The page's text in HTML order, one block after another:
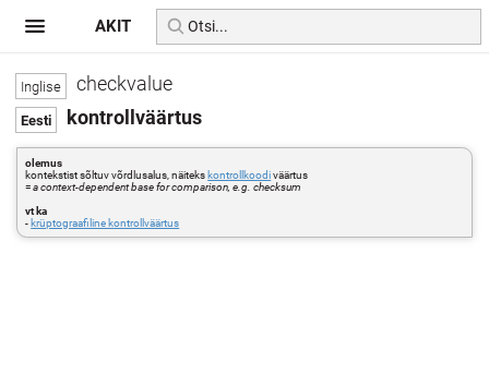
checkvalue
kontrollväärtus
olemus
kontekstist sõltuv võrdlusalus, näiteks kontrollkoodiväärtus
=a context-dependent base for comparison, e.g. checksum
vt ka
- krüptograafiline kontrollväärtus
AKIT